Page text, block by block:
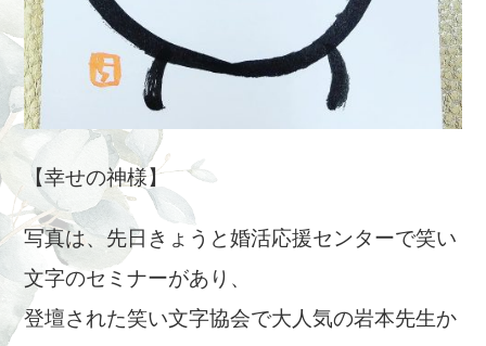
【幸せの神様】
写真は、先日きょうと婚活応援センターで笑い
文字のセミナーがあり、
登壇された笑い文字協会で大人気の岩本先生か